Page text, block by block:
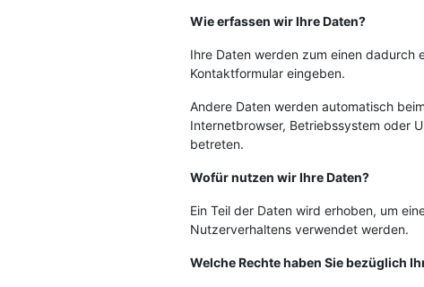
Wie erfassen wir Ihre Daten?
Ihre Daten werden zum einen dadurch
Kontaktformular eingeben.
Andere Daten werden automatisch
Internetbrowser, Betriebssystem oder
betreten.
Wofür nutzen wir Ihre Daten?
Ein Teil der Daten wird erhoben, um
Nutzerverhaltens verwendet werden.
Welche Rechte haben Sie bezüglich